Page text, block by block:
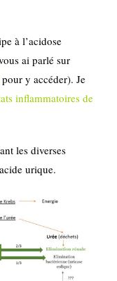
à l’acidose
ai parlé sur
pour y accéder). Je
inflammatoires de
les diverses
urique.